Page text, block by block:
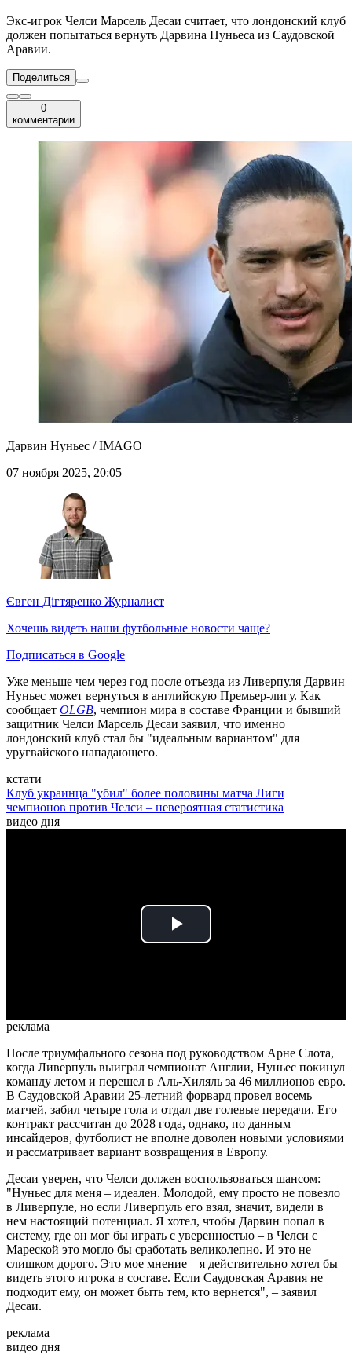
Экс-игрок Челси Марсель Десаи считает, что лондонский клуб
должен попытаться вернуть Дарвина Нуньеса из Саудовской
Аравии.
Поделиться
0
комментарии
Дарвин Нуньес / IMAGO
07 ноября 2025, 20:05
Євген Дігтяренко Журналист
Хочешь видеть наши футбольные новости чаще?
Подписаться в Google
Уже меньше чем через год после отъезда из Ливерпуля Дарвин
Нуньес может вернуться в английскую Премьер-лигу. Как
сообщает OLGB, чемпион мира в составе Франции и бывший
защитник Челси Марсель Десаи заявил, что именно
лондонский клуб стал бы "идеальным вариантом" для
уругвайского нападающего.
кстати
Клуб украинца "убил" более половины матча Лиги
чемпионов против Челси – невероятная статистика
видео дня
Play
реклама
После триумфального сезона под руководством Арне Слота,
когда Ливерпуль выиграл чемпионат Англии, Нуньес покинул
команду летом и перешел в Аль-Хиляль за 46 миллионов евро.
В Саудовской Аравии 25-летний форвард провел восемь
матчей, забил четыре гола и отдал две голевые передачи. Его
контракт рассчитан до 2028 года, однако, по данным
инсайдеров, футболист не вполне доволен новыми условиями
и рассматривает вариант возвращения в Европу.
Десаи уверен, что Челси должен воспользоваться шансом:
"Нуньес для меня – идеален. Молодой, ему просто не повезло
в Ливерпуле, но если Ливерпуль его взял, значит, видели в
нем настоящий потенциал. Я хотел, чтобы Дарвин попал в
систему, где он мог бы играть с уверенностью – в Челси с
Мареской это могло бы сработать великолепно. И это не
слишком дорого. Это мое мнение – я действительно хотел бы
видеть этого игрока в составе. Если Саудовская Аравия не
подходит ему, он может быть тем, кто вернется", – заявил
Десаи.
реклама
видео дня